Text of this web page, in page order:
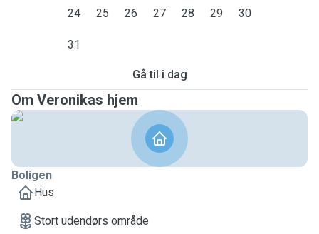
24 25 26 27 28 29 30
31
Gå til i dag
Om Veronikas hjem
Boligen
Hus
Stort udendørs område